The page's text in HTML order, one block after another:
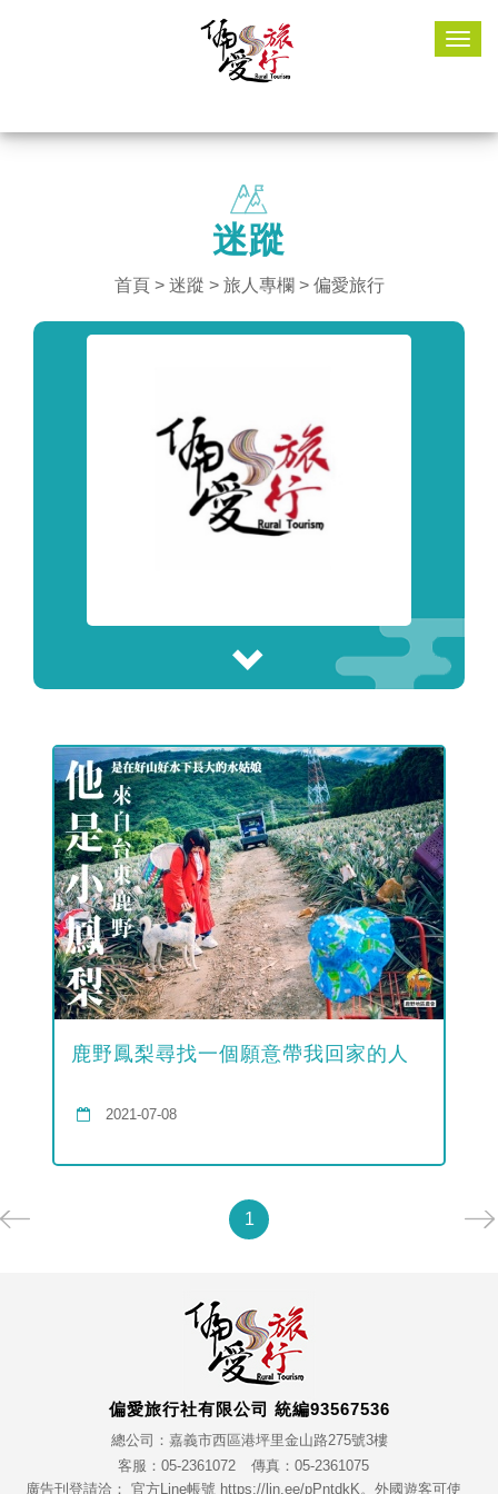
迷蹤
首頁> 迷蹤 > 旅人專欄 > 偏愛旅行
鹿野鳳梨尋找一個願意帶我回家的人
2021-07-08
1
偏愛旅行社有限公司 統編93567536
總公司：嘉義市西區港坪里金山路275號3樓
客服：05-2361072
傳真：05-2361075
廣告刊登請洽： 官方Line帳號 https://lin.ee/pPntdkK。外國遊客可使